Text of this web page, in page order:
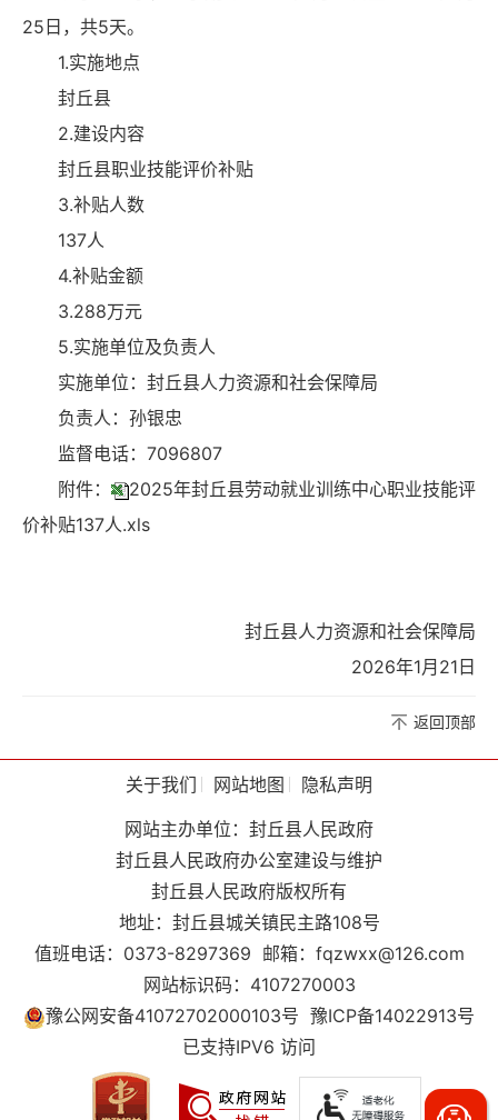
25日，共5天。
1.实施地点
封丘县
2.建设内容
封丘县职业技能评价补贴
3.补贴人数
137人
4.补贴金额
3.288万元
5.实施单位及负责人
实施单位：封丘县人力资源和社会保障局
负责人：孙银忠
监督电话：7096807
附件：
2025年封丘县劳动就业训练中心职业技能评
价补贴137人.xls
封丘县人力资源和社会保障局
2026年1月21日
返回顶部
关于我们 网站地图
隐私声明
网站主办单位：封丘县人民政府
封丘县人民政府办公室建设与维护
封丘县人民政府版权所有
地址：封丘县城关镇民主路108号
值班电话：0373-8297369 邮箱：fqzwxx@126.com
网站标识码：4107270003
豫公网安备41072702000103号 豫ICP备14022913号
已支持IPV6 访问